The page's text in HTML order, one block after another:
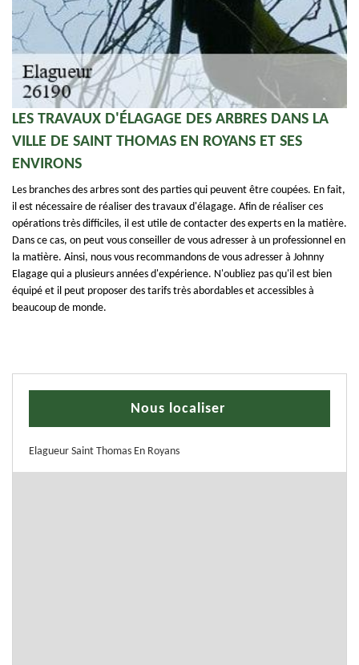
LES TRAVAUX D'ÉLAGAGE DES ARBRES DANS LA
VILLE DE SAINT THOMAS EN ROYANS ET SES
ENVIRONS
Les branches des arbres sont des parties qui peuvent être coupées. En fait,
il est nécessaire de réaliser des travaux d'élagage. Afin de réaliser ces
opérations très difficiles, il est utile de contacter des experts en la matière.
Dans ce cas, on peut vous conseiller de vous adresser à un professionnel en
la matière. Ainsi, nous vous recommandons de vous adresser à Johnny
Elagage qui a plusieurs années d'expérience. N'oubliez pas qu'il est bien
équipé et il peut proposer des tarifs très abordables et accessibles à
beaucoup de monde.
Nous localiser
Elagueur Saint Thomas En Royans